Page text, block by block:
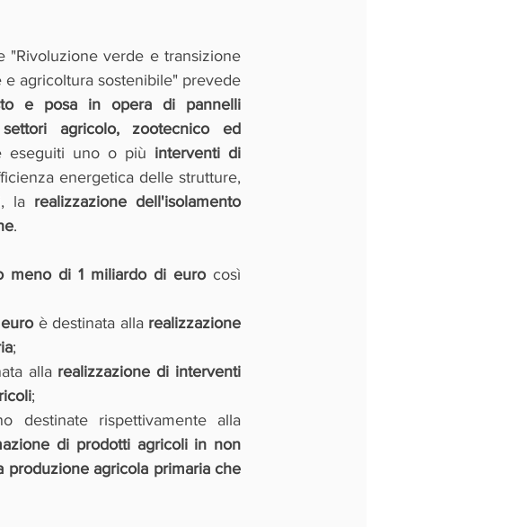
"Rivoluzione verde e transizione
agricoltura sostenibile" prevede
e posa in opera di pannelli
settori agricolo, zootecnico ed
eseguiti uno o più interventi di
energetica delle strutture,
la realizzazione dell'isolamento
.
meno di 1 miliardo di euro così
è destinata alla realizzazione
;
alla realizzazione di interventi
;
di prodotti agricoli in non
agricola primaria che